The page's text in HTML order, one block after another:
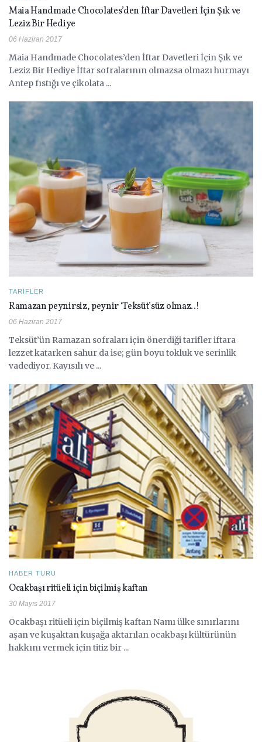
Maia Handmade Chocolates’den İftar Davetleri İçin Şık ve
Leziz Bir Hediye
06 Haziran 2017
Maia Handmade Chocolates’den İftar Davetleri İçin Şık ve
Leziz Bir Hediye İftar sofralarının olmazsa olmazı hurmayı
Antep fıstığı ve çikolata ...
TARIFLER
Ramazan peynirsiz, peynir ‘Teksüt’süz olmaz..!
06 Haziran 2017
Teksüt’ün Ramazan sofraları için önerdiği tarifler iftara
lezzet katarken sahur da ise; gün boyu tokluk ve serinlik
vadediyor. Kayısılı ve ...
HABER TURU
Ocakbaşı ritüeli için biçilmiş kaftan
30 Mayıs 2017
Ocakbaşı ritüeli için biçilmiş kaftan Namı ülke sınırlarını
aşan ve kuşaktan kuşağa aktarılan ocakbaşı kültürünün
hakkını vermek için titiz bir ...